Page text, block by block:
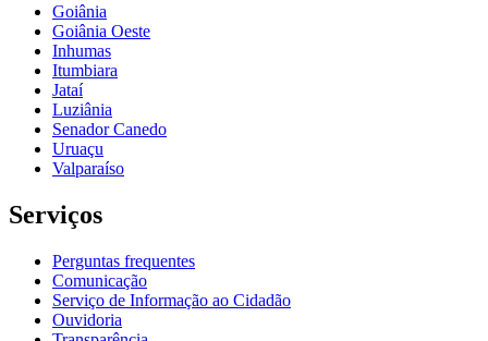
Goiânia
Goiânia Oeste
Inhumas
Itumbiara
Jataí
Luziânia
Senador Canedo
Uruaçu
Valparaíso
Serviços
Perguntas frequentes
Comunicação
Serviço de Informação ao Cidadão
Ouvidoria